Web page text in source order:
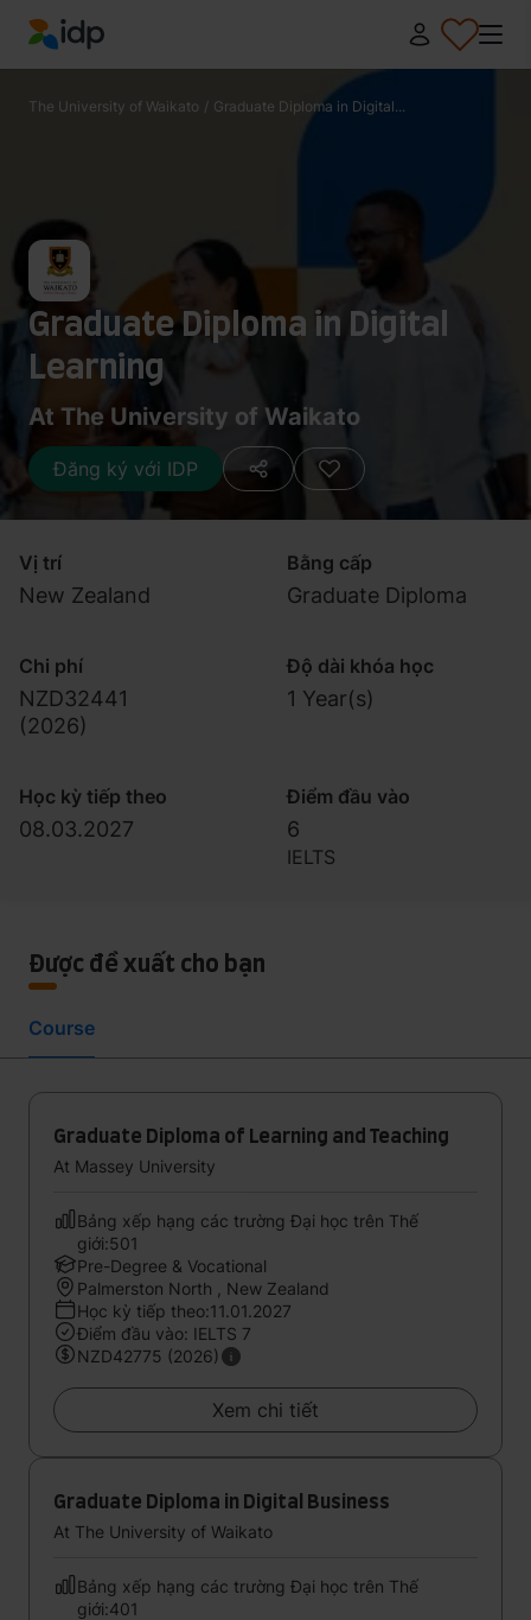
IDP Education
The University of Waikato / Graduate Diploma in Digital...
Graduate Diploma in Digital
Learning
At The University of Waikato
Đăng ký với IDP
Vị trí
New Zealand
Bằng cấp
Graduate Diploma
Chi phí
NZD32441
(2026)
Độ dài khóa học
1 Year(s)
Học kỳ tiếp theo
08.03.2027
Điểm đầu vào
6
IELTS
Được đề xuất cho bạn
Course
Graduate Diploma of Learning and Teaching
At Massey University
Bảng xếp hạng các trường Đại học trên Thế
giới:501
Pre-Degree & Vocational
Palmerston North , New Zealand
Học kỳ tiếp theo:11.01.2027
Điểm đầu vào: IELTS 7
NZD42775 (2026)
Xem chi tiết
Graduate Diploma in Digital Business
At The University of Waikato
Bảng xếp hạng các trường Đại học trên Thế
giới:401